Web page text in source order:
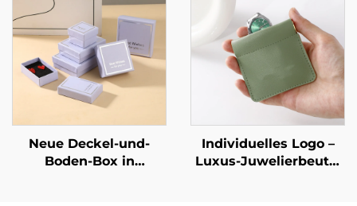
Uhren, Halsketten und
Ohrringe mit Logo
Karton für eine
exklusive
Schmuckmarke –
avantgardistische
Identitätsverpackung
Neue Deckel-und-
Boden-Box in
Individuelles Logo –
Luxus-Juwelierbeutel